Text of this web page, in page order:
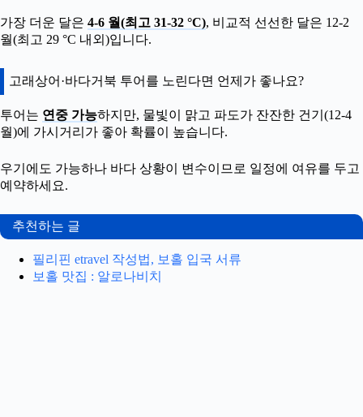
가장 더운 달은 4-6 월(최고 31-32 °C), 비교적 선선한 달은 12-2
월(최고 29 °C 내외)입니다.
고래상어·바다거북 투어를 노린다면 언제가 좋나요?
투어는 연중 가능하지만, 물빛이 맑고 파도가 잔잔한 건기(12-4
월)에 가시거리가 좋아 확률이 높습니다.
우기에도 가능하나 바다 상황이 변수이므로 일정에 여유를 두고
예약하세요.
추천하는 글
필리핀 etravel 작성법, 보홀 입국 서류
보홀 맛집 : 알로나비치